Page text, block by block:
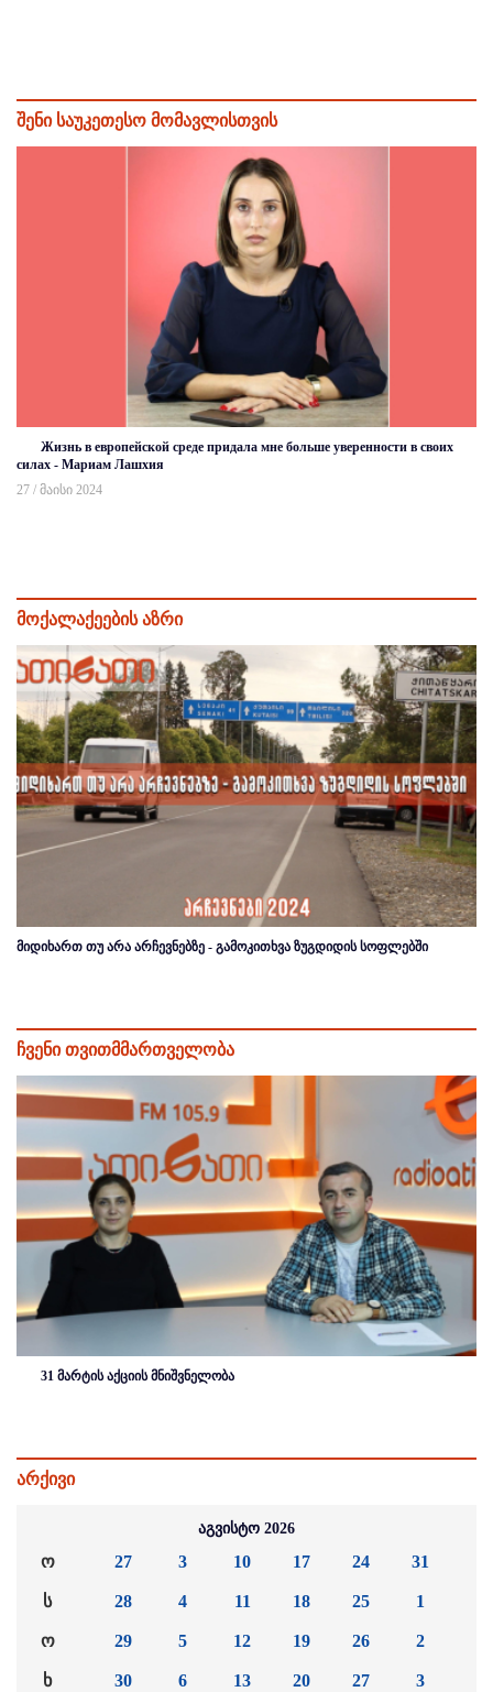
შენი საუკეთესო მომავლისთვის
Жизнь в европейской среде придала мне больше уверенности в своих
силах - Мариам Лашхия
27 / მაისი 2024
მოქალაქეების აზრი
მიდიხართ თუ არა არჩევნებზე - გამოკითხვა ზუგდიდის სოფლებში
ჩვენი თვითმმართველობა
31 მარტის აქციის მნიშვნელობა
არქივი
აგვისტო 2026
ო
ს
ო
ხ
27
28
29
30
3
4
5
6
10
11
12
13
17
18
19
20
24
25
26
27
31
1
2
3